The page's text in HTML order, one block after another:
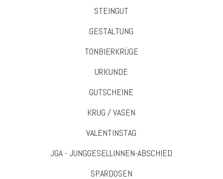
STEINGUT
GESTALTUNG
TONBIERKRÜGE
URKUNDE
GUTSCHEINE
KRUG / VASEN
VALENTINSTAG
JGA - JUNGGESELLINNEN-ABSCHIED
SPARDOSEN